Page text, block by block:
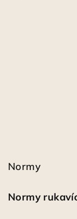
Normy
Normy